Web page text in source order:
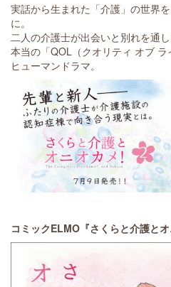
実話から生まれた「介護」の世界
に。
二人の介護士が出会いと別れを通
本当の「QOL（クオリティ オブ
ヒューマンドラマ。
コミックELMO『さくらと介護とオ